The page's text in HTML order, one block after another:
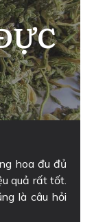
hoa đu đủ
quả rất tốt.
là câu hỏi